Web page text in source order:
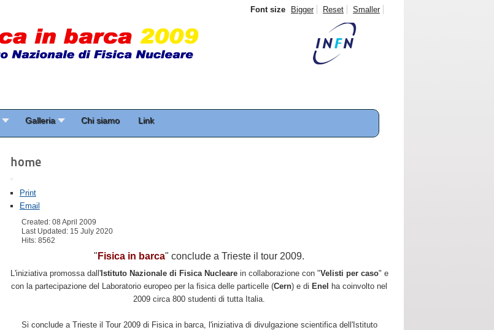
Font size Bigger Reset Smaller
Galleria Chi siamo Link
home
Print
Email
Created: 08 April 2009
Last Updated: 15 July 2020
Hits: 8562
" Fisica in barca" conclude a Trieste il tour 2009.
L'iniziativa promossa dall'Istituto Nazionale di Fisica Nuclearein collaborazione con "Velisti per caso" e
con la partecipazione del Laboratorio europeo per la fisica delle particelle (Cern) e diEnel ha coinvolto nel
2009 circa 800 studenti di tutta Italia.
Si conclude a Trieste il Tour 2009 di Fisica in barca, l'iniziativa di divulgazione scientifica dell'Istituto